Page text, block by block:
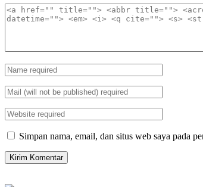
Simpan nama, email, dan situs web saya pada